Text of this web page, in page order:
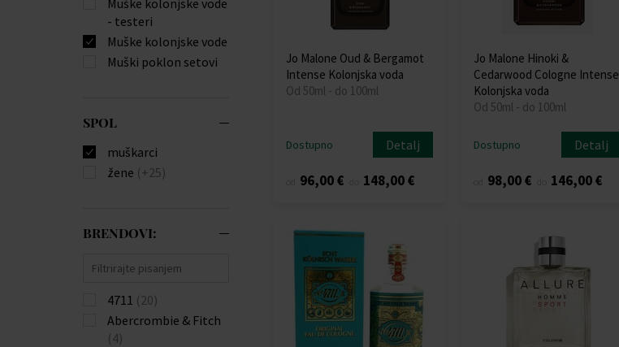
- testeri
Muške kolonjske vode
Muški poklon setovi
SPOL
muškarci
žene (+25)
BRENDOVI:
4711 (20)
Abercrombie & Fitch
(4)
Jo Malone Oud & Bergamot
Intense Kolonjska voda
Od 50ml - do 100ml
Dostupno Detalj
96,00 € 148,00 €
Jo Malone Hinoki &
Cedarwood Cologne Intense
Kolonjska voda
Od 50ml - do 100ml
Dostupno Detalj
98,00 € 146,00 €